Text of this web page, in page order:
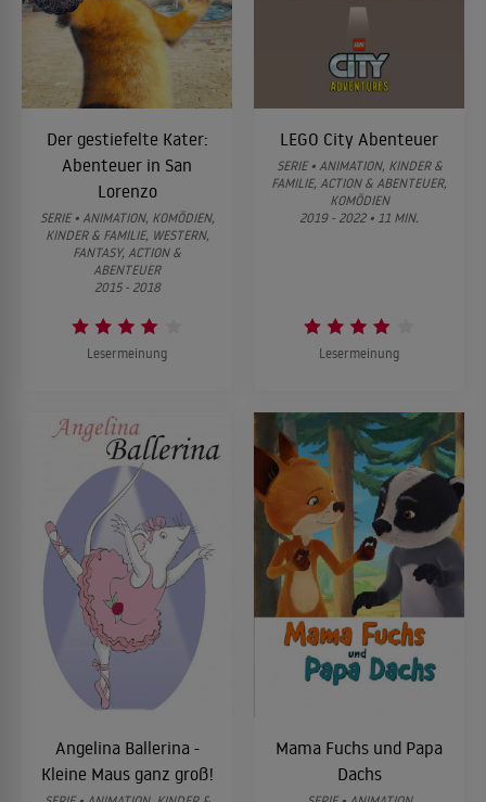
Der gestiefelte Kater:
Abenteuer in San
Lorenzo
SERIE • ANIMATION, KOMÖDIEN,
KINDER & FAMILIE, WESTERN,
FANTASY, ACTION &
ABENTEUER
2015 - 2018
Lesermeinung
LEGO City Abenteuer
SERIE • ANIMATION, KINDER &
FAMILIE, ACTION & ABENTEUER,
KOMÖDIEN
2019 - 2022 • 11 MIN.
Lesermeinung
Angelina Ballerina -
Kleine Maus ganz groß!
Mama Fuchs und Papa
Dachs